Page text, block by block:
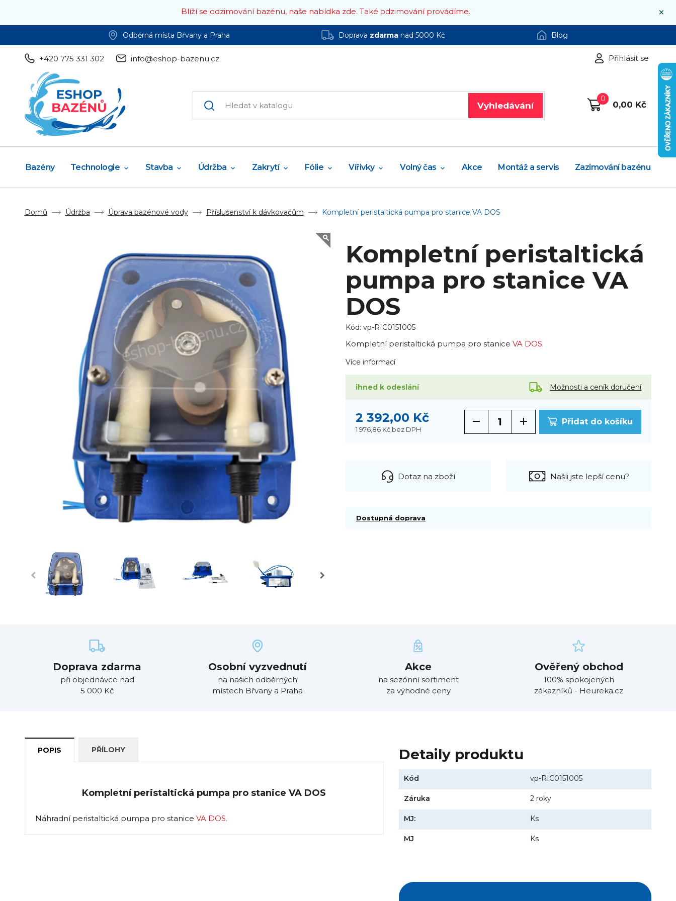
×
Blíží se odzimování bazénu, naše nabídka zde. Také odzimování provádíme.
Odběrná místa Břvany a Praha Doprava zdarmanad 5000 Kč Blog
+420 775 331 302 info@eshop-bazenu.cz Přihlásit se
Vyhledávání
0
0,00 Kč
Bazény Technologie Stavba Údržba Zakrytí Fólie Vířivky Volný čas Akce Montáž a servis Zazimování bazénu
Domů Údržba Úprava bazénové vody Příslušenství k dávkovačům Kompletní peristaltická pumpa pro stanice VA DOS
Kompletní peristaltická
pumpa pro stanice VA
DOS
Kód: vp-RIC0151005
Kompletní peristaltická pumpa pro stanice VA DOS.
Více informací
ihned k odeslání Možnosti a ceník doručení
2 392,00 Kč
1 976,86 Kč bez DPH
Přidat do košíku
Dotaz na zboží Našli jste lepší cenu?
Dostupná doprava
Doprava zdarma
při objednávce nad
5 000 Kč
Osobní vyzvednutí
na našich odběrných
místech Břvany a Praha
Akce
na sezónní sortiment
za výhodné ceny
Ověřený obchod
100% spokojených
zákazníků - Heureka.cz
POPIS PŘÍLOHY
Kompletní peristaltická pumpa pro stanice VA DOS
Náhradní peristaltická pumpa pro stanice VA DOS.
Detaily produktu
Kód vp-RIC0151005
Záruka 2 roky
MJ: Ks
MJ Ks